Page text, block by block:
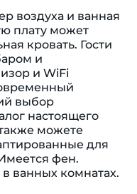
воздуха и ванная
плату может
кровать. Гости
и
и WiFi
выбор
настоящего
можете
для
фен.
ванных комнатах.